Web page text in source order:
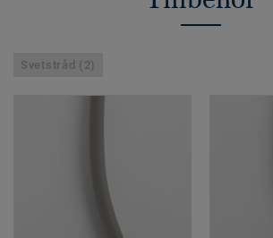
Svetstråd (2)